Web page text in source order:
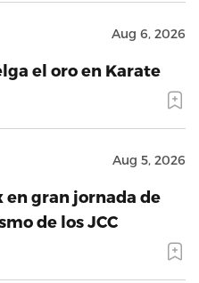
Aug 6, 2026
el oro en Karate
Aug 5, 2026
en gran jornada de
de los JCC